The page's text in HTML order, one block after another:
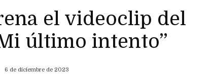
el videoclip del
último intento”
6 de diciembre de 2023